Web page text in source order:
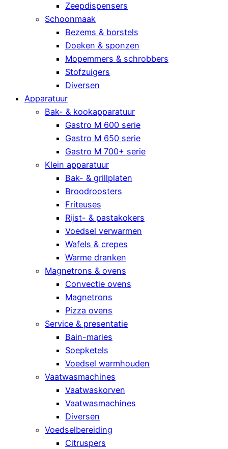
Zeepdispensers
Schoonmaak
Bezems & borstels
Doeken & sponzen
Mopemmers & schrobbers
Stofzuigers
Diversen
Apparatuur
Bak- & kookapparatuur
Gastro M 600 serie
Gastro M 650 serie
Gastro M 700+ serie
Klein apparatuur
Bak- & grillplaten
Broodroosters
Friteuses
Rijst- & pastakokers
Voedsel verwarmen
Wafels & crepes
Warme dranken
Magnetrons & ovens
Convectie ovens
Magnetrons
Pizza ovens
Service & presentatie
Bain-maries
Soepketels
Voedsel warmhouden
Vaatwasmachines
Vaatwaskorven
Vaatwasmachines
Diversen
Voedselbereiding
Citruspers